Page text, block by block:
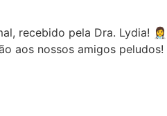
recebido pela Dra. Lydia!
aos nossos amigos